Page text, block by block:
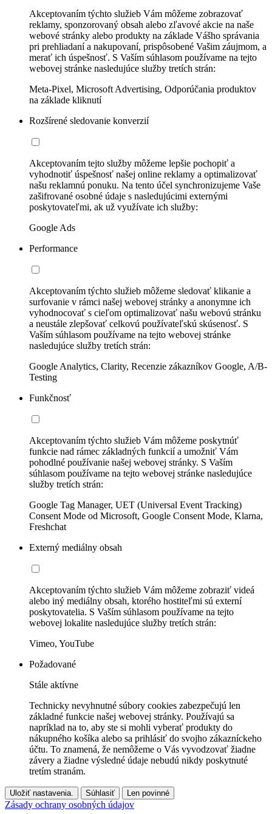
Akceptovaním týchto služieb Vám môžeme zobrazovať
reklamy, sponzorovaný obsah alebo zľavové akcie na naše
webové stránky alebo produkty na základe Vášho správania
pri prehliadaní a nakupovaní, prispôsobené Vašim záujmom, a
merať ich úspešnosť. S Vaším súhlasom používame na tejto
webovej stránke nasledujúce služby tretích strán:
Meta-Pixel, Microsoft Advertising, Odporúčania produktov
na základe kliknutí
Rozšírené sledovanie konverzií
Akceptovaním tejto služby môžeme lepšie pochopiť a
vyhodnotiť úspešnosť našej online reklamy a optimalizovať
našu reklamnú ponuku. Na tento účel synchronizujeme Vaše
zašifrované osobné údaje s nasledujúcimi externými
poskytovateľmi, ak už využívate ich služby:
Google Ads
Performance
Akceptovaním týchto služieb môžeme sledovať klikanie a
surfovanie v rámci našej webovej stránky a anonymne ich
vyhodnocovať s cieľom optimalizovať našu webovú stránku
a neustále zlepšovať celkovú používateľskú skúsenosť. S
Vaším súhlasom používame na tejto webovej stránke
nasledujúce služby tretích strán:
Google Analytics, Clarity, Recenzie zákazníkov Google, A/B-
Testing
Funkčnosť
Akceptovaním týchto služieb Vám môžeme poskytnúť
funkcie nad rámec základných funkcií a umožniť Vám
pohodlné používanie našej webovej stránky. S Vaším
súhlasom používame na tejto webovej stránke nasledujúce
služby tretích strán:
Google Tag Manager, UET (Universal Event Tracking)
Consent Mode od Microsoft, Google Consent Mode, Klarna,
Freshchat
Externý mediálny obsah
Akceptovaním týchto služieb Vám môžeme zobraziť videá
alebo iný mediálny obsah, ktorého hostiteľmi sú externí
poskytovatelia. S Vaším súhlasom používame na tejto
webovej lokalite nasledujúce služby tretích strán:
Vimeo, YouTube
Požadované
Stále aktívne
Technicky nevyhnutné súbory cookies zabezpečujú len
základné funkcie našej webovej stránky. Používajú sa
napríklad na to, aby ste si mohli vyberať produkty do
nákupného košíka alebo sa prihlásiť do svojho zákazníckeho
účtu. To znamená, že nemôžeme o Vás vyvodzovať žiadne
závery a žiadne výsledné údaje nebudú nikdy poskytnuté
tretím stranám.
Uložiť nastavenia. Súhlasiť Len povinné
Zásady ochrany osobných údajov